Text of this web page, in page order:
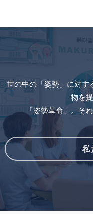
世の中の「姿勢」に対す
物を
「姿勢革命」。そ
私